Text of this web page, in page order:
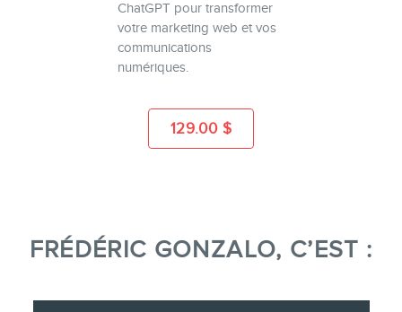
ChatGPT pour transformer
votre marketing web et vos
communications
numériques.
129.00 $
FRÉDÉRIC GONZALO, C’EST :